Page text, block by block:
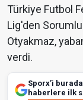
Türkiye Futbol
Lig'den
Otyakmaz,
verdi.
Sporx’i
haberlere ilk